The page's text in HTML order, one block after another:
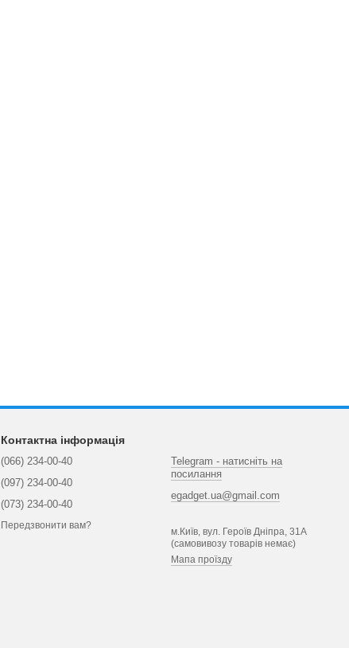
Контактна інформація
(066) 234-00-40
(097) 234-00-40
(073) 234-00-40
Передзвонити вам?
Telegram - натисніть на
посилання
egadget.ua@gmail.com
м.Київ, вул. Героїв Дніпра, 31А
(самовивозу товарів немає)
Мапа проїзду